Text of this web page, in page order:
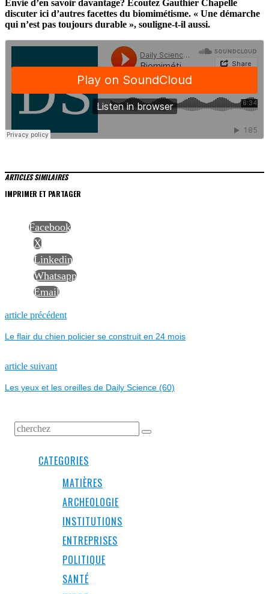
Envie d’en savoir davantage? Écoutez Gauthier Chapelle
discuter ici d’autres facettes du biomimétisme. « Une démarche
qui n’est pas toujours durable », souligne-t-il aussi.
ARTICLES SIMILAIRES
IMPRIMER ET PARTAGER
Facebook
X
Linkedin
Whatsapp
Email
NAVIGATION
DE
L’ARTICLE
article précédentPrevious
Le flair du chien policier se construit en 24 mois
article suivantNext
Les yeux et les oreilles de Daily Science (60)
CATEGORIES
MATIÈRES
ARCHEOLOGIE
INSTITUTIONS
ENTREPRISES
POLITIQUE
SANTÉ